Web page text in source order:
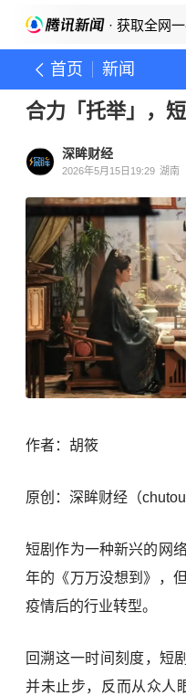
· 获取全网
首页 新闻
合力「托举」，短
深眸财经
2026年5月15日19:29 湖南
作者：胡筱
原创：深眸财经（
短剧作为一种新兴的网
年的《万万没想到》，
疫情后的行业转型。
回溯这一时间刻度，短
并未止步，反而从众人